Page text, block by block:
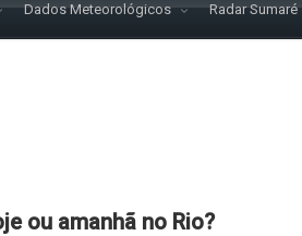
Dados Meteorológicos Radar Sumaré
ou amanhã no Rio?